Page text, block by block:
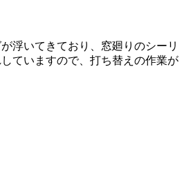
浮いてきており、窓廻りのシーリ
ていますので、打ち替えの作業が